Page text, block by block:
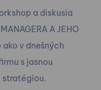
a diskusia
A JEHO
ako v dnešných
s jasnou
stratégiou.